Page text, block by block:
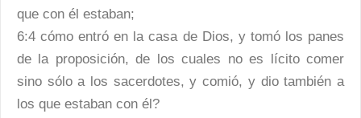
que con él estaban;
6:4 cómo entró en la casa de Dios, y tomó los panes
de la proposición, de los cuales no es lícito comer
sino sólo a los sacerdotes, y comió, y dio también a
los que estaban con él?